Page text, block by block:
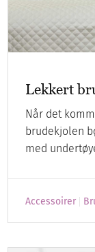
Lekkert
Når det
brudekjolen
med
Accessoirer